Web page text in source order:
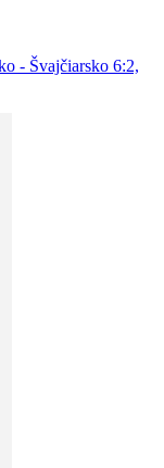
- Švajčiarsko 6:2,